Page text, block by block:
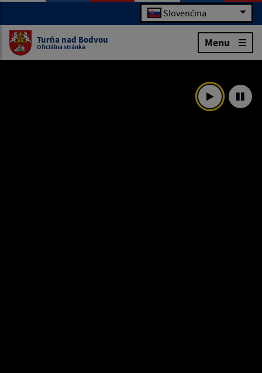
Slovenčina
Turňa nad Bodvou
Oficiálna stránka Menu